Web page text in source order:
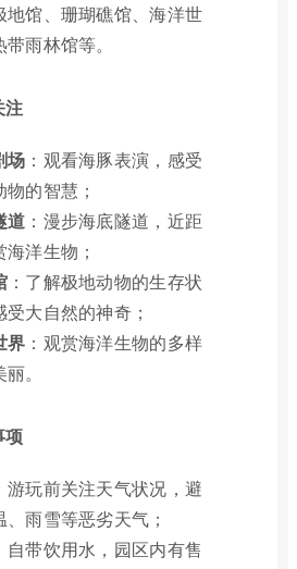
地馆、珊瑚礁馆、海洋世
雨林馆等。
注
场 ：观看海豚表演，感受
的智慧；
道 ：漫步海底隧道，近距
洋生物；
：了解极地动物的生存状
受大自然的神奇；
界 ：观赏海洋生物的多样
。
项
游玩前关注天气状况，避
、雨雪等恶劣天气；
自带饮用水，园区内有售